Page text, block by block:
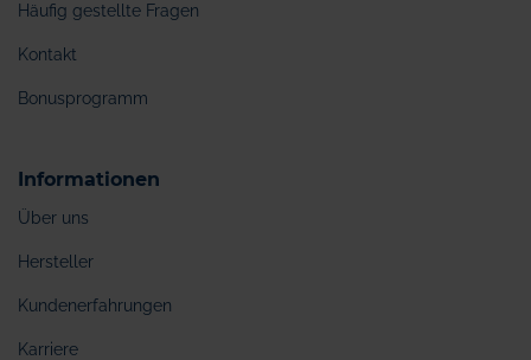
Häufig gestellte Fragen
Kontakt
Bonusprogramm
Informationen
Über uns
Hersteller
Kundenerfahrungen
Karriere